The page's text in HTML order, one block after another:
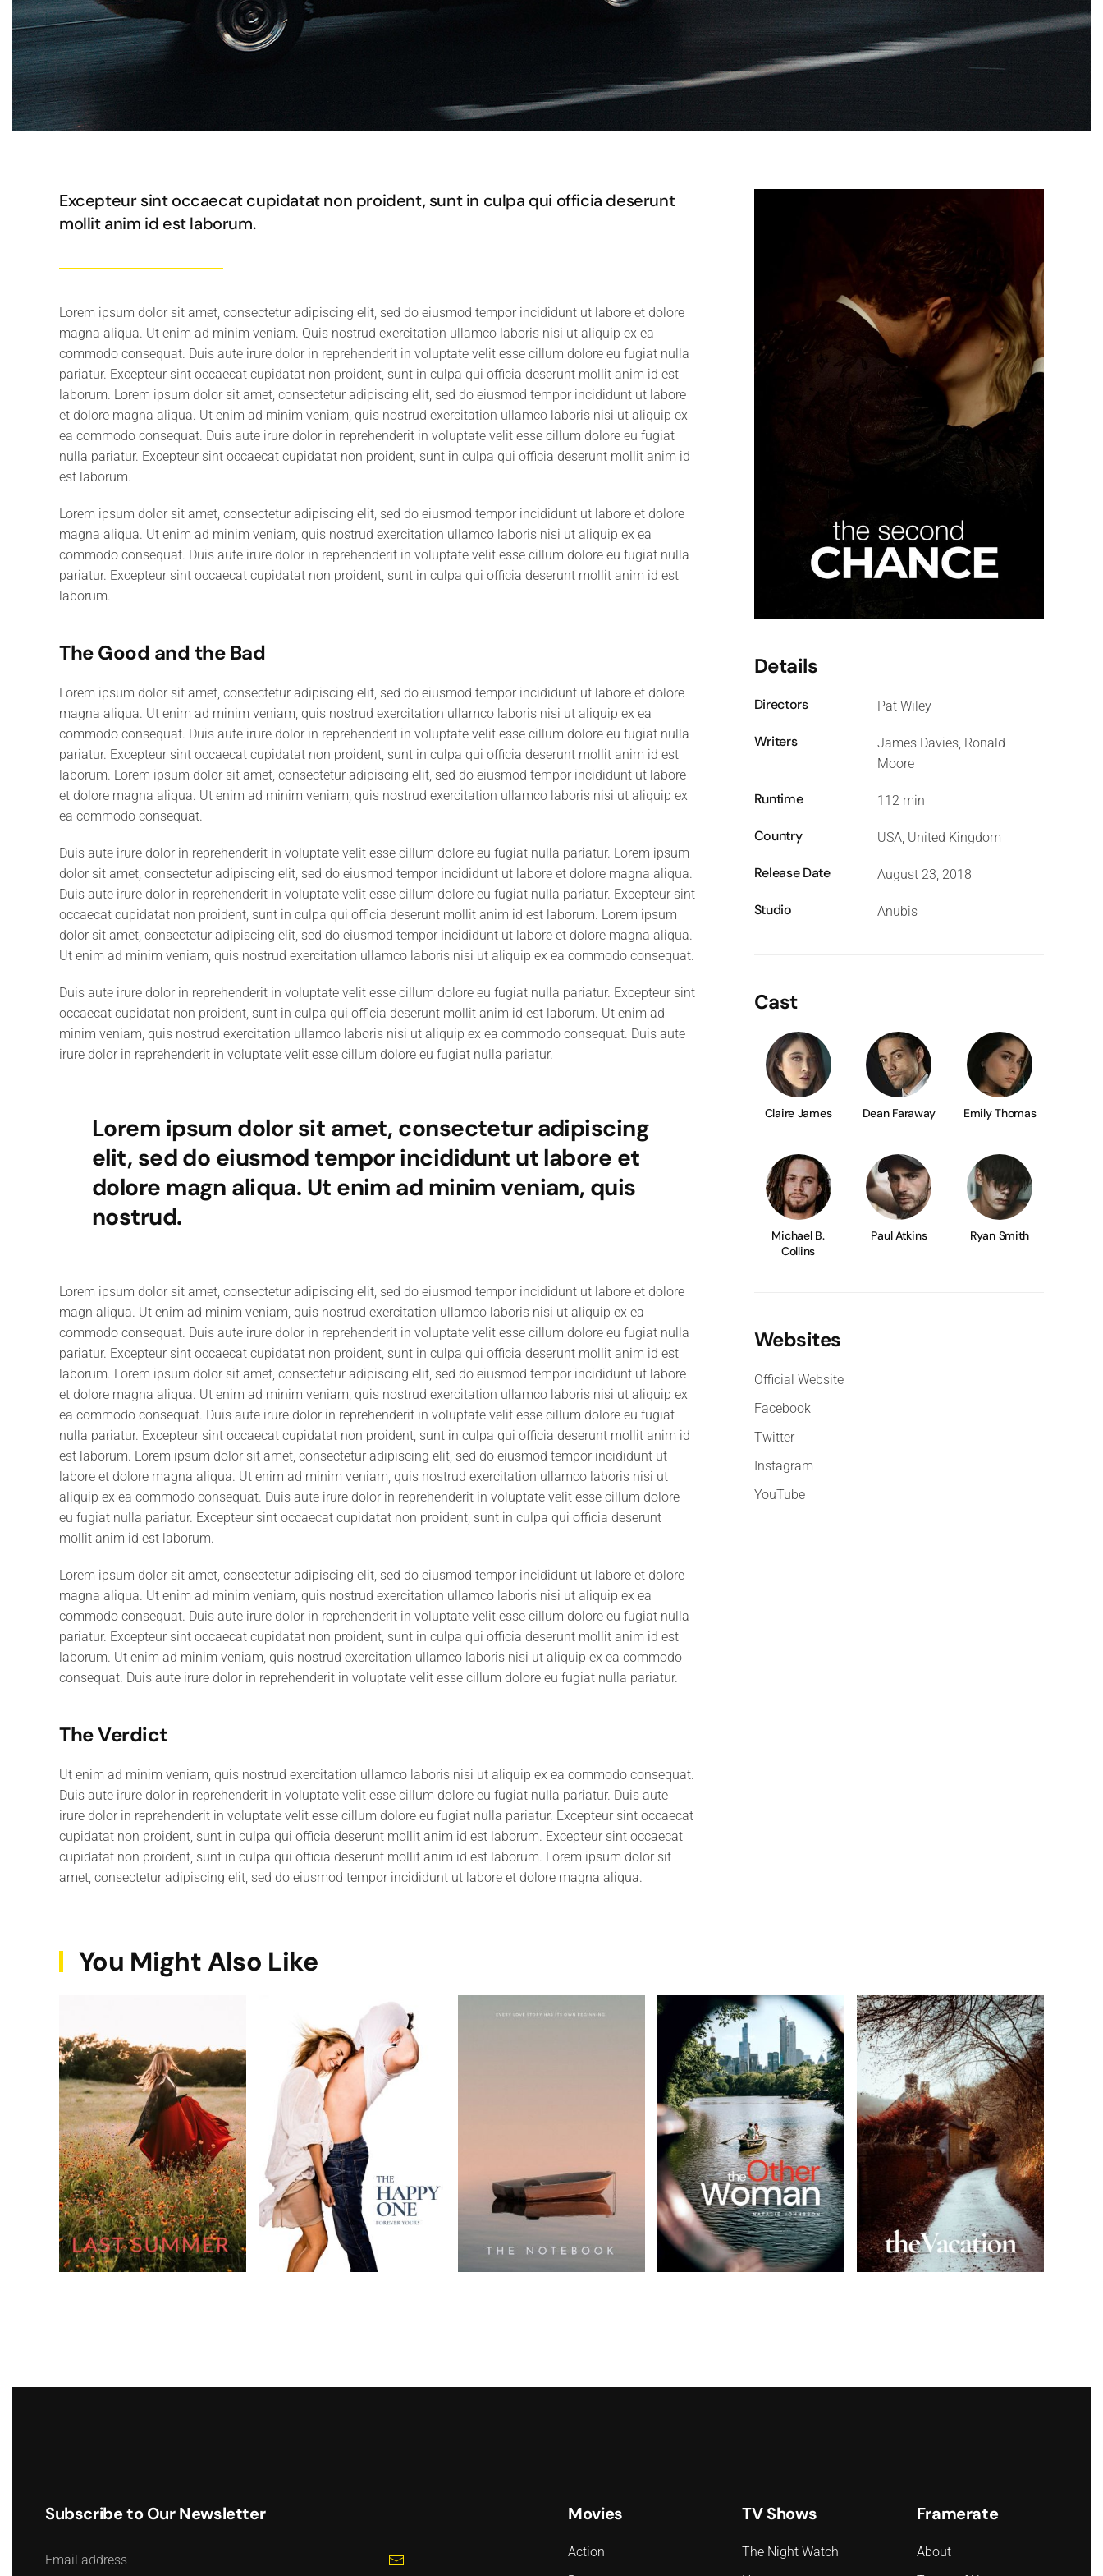
Excepteur sint occaecat cupidatat non proident, sunt in culpa qui officia deserunt
mollit anim id est laborum.
Lorem ipsum dolor sit amet, consectetur adipiscing elit, sed do eiusmod tempor incididunt ut labore et dolore
magna aliqua. Ut enim ad minim veniam. Quis nostrud exercitation ullamco laboris nisi ut aliquip ex ea
commodo consequat. Duis aute irure dolor in reprehenderit in voluptate velit esse cillum dolore eu fugiat nulla
pariatur. Excepteur sint occaecat cupidatat non proident, sunt in culpa qui officia deserunt mollit anim id est
laborum. Lorem ipsum dolor sit amet, consectetur adipiscing elit, sed do eiusmod tempor incididunt ut labore
et dolore magna aliqua. Ut enim ad minim veniam, quis nostrud exercitation ullamco laboris nisi ut aliquip ex
ea commodo consequat. Duis aute irure dolor in reprehenderit in voluptate velit esse cillum dolore eu fugiat
nulla pariatur. Excepteur sint occaecat cupidatat non proident, sunt in culpa qui officia deserunt mollit anim id
est laborum.
Lorem ipsum dolor sit amet, consectetur adipiscing elit, sed do eiusmod tempor incididunt ut labore et dolore
magna aliqua. Ut enim ad minim veniam, quis nostrud exercitation ullamco laboris nisi ut aliquip ex ea
commodo consequat. Duis aute irure dolor in reprehenderit in voluptate velit esse cillum dolore eu fugiat nulla
pariatur. Excepteur sint occaecat cupidatat non proident, sunt in culpa qui officia deserunt mollit anim id est
laborum.
The Good and the Bad
Lorem ipsum dolor sit amet, consectetur adipiscing elit, sed do eiusmod tempor incididunt ut labore et dolore
magna aliqua. Ut enim ad minim veniam, quis nostrud exercitation ullamco laboris nisi ut aliquip ex ea
commodo consequat. Duis aute irure dolor in reprehenderit in voluptate velit esse cillum dolore eu fugiat nulla
pariatur. Excepteur sint occaecat cupidatat non proident, sunt in culpa qui officia deserunt mollit anim id est
laborum. Lorem ipsum dolor sit amet, consectetur adipiscing elit, sed do eiusmod tempor incididunt ut labore
et dolore magna aliqua. Ut enim ad minim veniam, quis nostrud exercitation ullamco laboris nisi ut aliquip ex
ea commodo consequat.
Duis aute irure dolor in reprehenderit in voluptate velit esse cillum dolore eu fugiat nulla pariatur. Lorem ipsum
dolor sit amet, consectetur adipiscing elit, sed do eiusmod tempor incididunt ut labore et dolore magna aliqua.
Duis aute irure dolor in reprehenderit in voluptate velit esse cillum dolore eu fugiat nulla pariatur. Excepteur sint
occaecat cupidatat non proident, sunt in culpa qui officia deserunt mollit anim id est laborum. Lorem ipsum
dolor sit amet, consectetur adipiscing elit, sed do eiusmod tempor incididunt ut labore et dolore magna aliqua.
Ut enim ad minim veniam, quis nostrud exercitation ullamco laboris nisi ut aliquip ex ea commodo consequat.
Duis aute irure dolor in reprehenderit in voluptate velit esse cillum dolore eu fugiat nulla pariatur. Excepteur sint
occaecat cupidatat non proident, sunt in culpa qui officia deserunt mollit anim id est laborum. Ut enim ad
minim veniam, quis nostrud exercitation ullamco laboris nisi ut aliquip ex ea commodo consequat. Duis aute
irure dolor in reprehenderit in voluptate velit esse cillum dolore eu fugiat nulla pariatur.
Lorem ipsum dolor sit amet, consectetur adipiscing
elit, sed do eiusmod tempor incididunt ut labore et
dolore magn aliqua. Ut enim ad minim veniam, quis
nostrud.
Lorem ipsum dolor sit amet, consectetur adipiscing elit, sed do eiusmod tempor incididunt ut labore et dolore
magn aliqua. Ut enim ad minim veniam, quis nostrud exercitation ullamco laboris nisi ut aliquip ex ea
commodo consequat. Duis aute irure dolor in reprehenderit in voluptate velit esse cillum dolore eu fugiat nulla
pariatur. Excepteur sint occaecat cupidatat non proident, sunt in culpa qui officia deserunt mollit anim id est
laborum. Lorem ipsum dolor sit amet, consectetur adipiscing elit, sed do eiusmod tempor incididunt ut labore
et dolore magna aliqua. Ut enim ad minim veniam, quis nostrud exercitation ullamco laboris nisi ut aliquip ex
ea commodo consequat. Duis aute irure dolor in reprehenderit in voluptate velit esse cillum dolore eu fugiat
nulla pariatur. Excepteur sint occaecat cupidatat non proident, sunt in culpa qui officia deserunt mollit anim id
est laborum. Lorem ipsum dolor sit amet, consectetur adipiscing elit, sed do eiusmod tempor incididunt ut
labore et dolore magna aliqua. Ut enim ad minim veniam, quis nostrud exercitation ullamco laboris nisi ut
aliquip ex ea commodo consequat. Duis aute irure dolor in reprehenderit in voluptate velit esse cillum dolore
eu fugiat nulla pariatur. Excepteur sint occaecat cupidatat non proident, sunt in culpa qui officia deserunt
mollit anim id est laborum.
Lorem ipsum dolor sit amet, consectetur adipiscing elit, sed do eiusmod tempor incididunt ut labore et dolore
magna aliqua. Ut enim ad minim veniam, quis nostrud exercitation ullamco laboris nisi ut aliquip ex ea
commodo consequat. Duis aute irure dolor in reprehenderit in voluptate velit esse cillum dolore eu fugiat nulla
pariatur. Excepteur sint occaecat cupidatat non proident, sunt in culpa qui officia deserunt mollit anim id est
laborum. Ut enim ad minim veniam, quis nostrud exercitation ullamco laboris nisi ut aliquip ex ea commodo
consequat. Duis aute irure dolor in reprehenderit in voluptate velit esse cillum dolore eu fugiat nulla pariatur.
The Verdict
Ut enim ad minim veniam, quis nostrud exercitation ullamco laboris nisi ut aliquip ex ea commodo consequat.
Duis aute irure dolor in reprehenderit in voluptate velit esse cillum dolore eu fugiat nulla pariatur. Duis aute
irure dolor in reprehenderit in voluptate velit esse cillum dolore eu fugiat nulla pariatur. Excepteur sint occaecat
cupidatat non proident, sunt in culpa qui officia deserunt mollit anim id est laborum. Excepteur sint occaecat
cupidatat non proident, sunt in culpa qui officia deserunt mollit anim id est laborum. Lorem ipsum dolor sit
amet, consectetur adipiscing elit, sed do eiusmod tempor incididunt ut labore et dolore magna aliqua.
Details
Directors Pat Wiley
Writers
James Davies, Ronald
Moore
Runtime 112 min
Country USA, United Kingdom
Release Date August 23, 2018
Studio Anubis
Cast
Claire James Dean Faraway Emily Thomas
Michael B.
Collins
Paul Atkins Ryan Smith
Websites
Official Website
Facebook
Twitter
Instagram
YouTube
You Might Also Like
Subscribe to Our Newsletter Movies
Action
TV Shows
The Night Watch
Framerate
About